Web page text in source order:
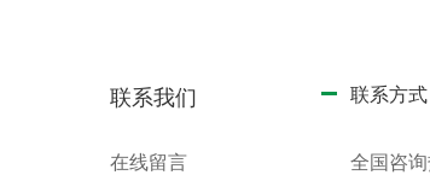
联系我们
在线留言
联系方式
全国咨询